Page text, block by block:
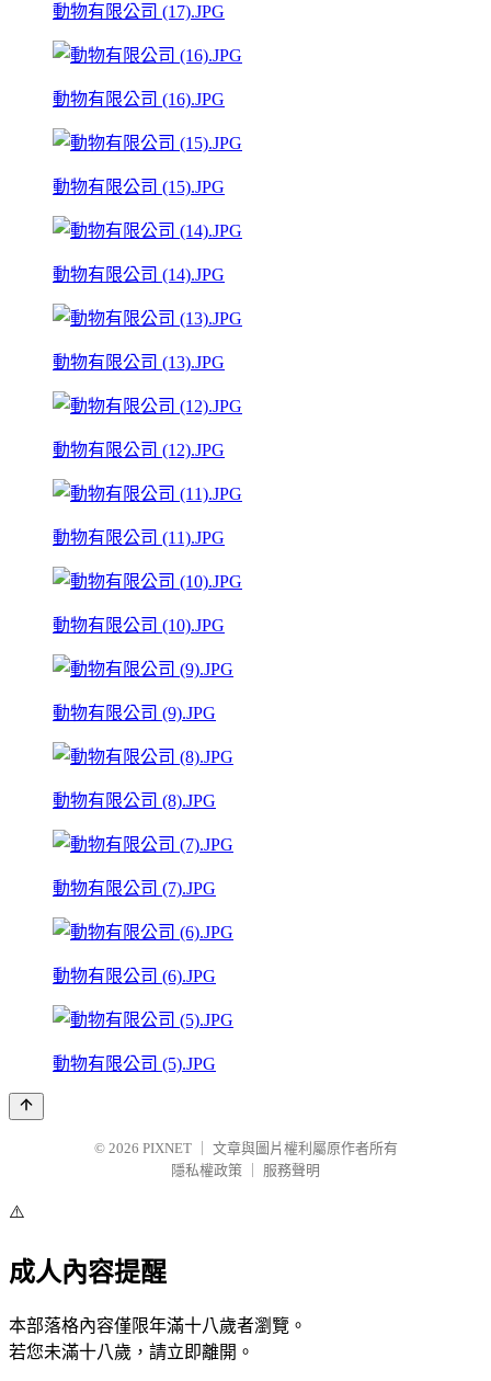
動物有限公司 (17).JPG
動物有限公司 (16).JPG
動物有限公司 (15).JPG
動物有限公司 (14).JPG
動物有限公司 (13).JPG
動物有限公司 (12).JPG
動物有限公司 (11).JPG
動物有限公司 (10).JPG
動物有限公司 (9).JPG
動物有限公司 (8).JPG
動物有限公司 (7).JPG
動物有限公司 (6).JPG
動物有限公司 (5).JPG
© 2026 PIXNET
文章與圖片權利屬原作者所有
隱私權政策
服務聲明
⚠️
成人內容提醒
本部落格內容僅限年滿十八歲者瀏覽。
若您未滿十八歲，請立即離開。